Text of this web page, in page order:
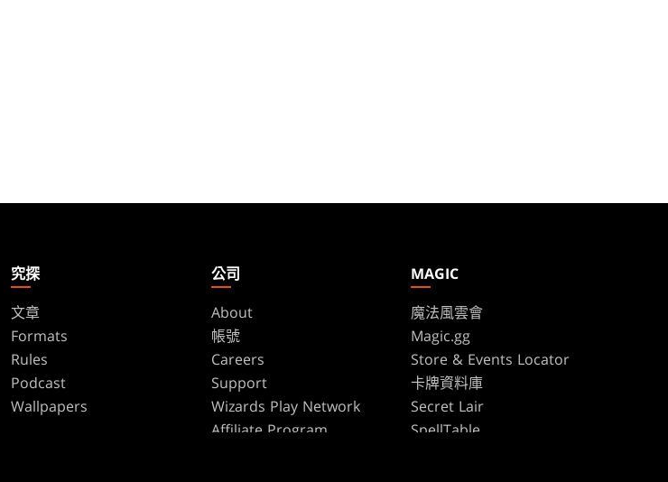
究探
文章
Formats
Rules
Podcast
Wallpapers
公司
About
帳號
Careers
Support
Wizards Play Network
Affiliate Program
MAGIC
魔法風雲會
Magic.gg
Store & Events Locator
卡牌資料庫
Secret Lair
SpellTable